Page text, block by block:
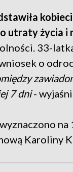
utraty życia i
33-
o
7 dni-
na
Karoliny